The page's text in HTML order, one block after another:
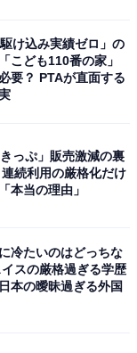
必要ない」と
接種後）2週間
感染しても重症
」「そもそも、
（37歳男性／群
スで外した方が
／大阪府）」な
ず、マスクに意
「欧米ではワク
い印象（32歳男
け込み実績ゼロ」の
こども110番の家」
要？ PTAが直面する
きっぷ」販売激減の裏
続利用の厳格化だけ
本当の理由」
に冷たいのはどっちな
スの厳格過ぎる学歴
本の曖昧過ぎる外国